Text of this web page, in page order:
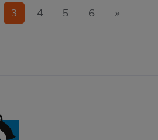
3 (current)
4 5 6 »